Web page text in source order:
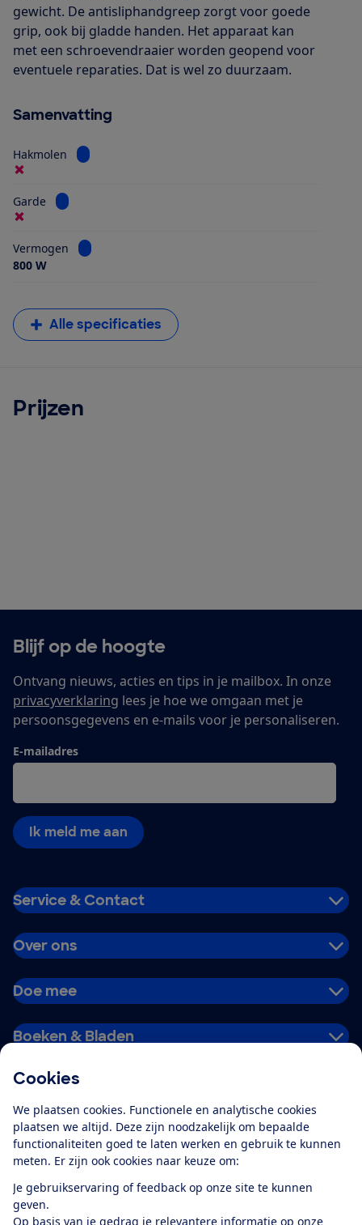
Cookies
We plaatsen cookies. Functionele en analytische cookies
plaatsen we altijd. Deze zijn noodzakelijk om bepaalde
functionaliteiten goed te laten werken en gebruik te kunnen
meten. Er zijn ook cookies naar keuze om:
Je gebruikservaring of feedback op onze site te kunnen
geven.
Op basis van je gedrag je relevantere informatie op onze
gewicht. De antisliphandgreep zorgt voor goede
grip, ook bij gladde handen. Het apparaat kan
met een schroevendraaier worden geopend voor
eventuele reparaties. Dat is wel zo duurzaam.
Samenvatting
Hakmolen Bekijk informatie voor Hakmolen
Garde Bekijk informatie voor Garde
Vermogen
Bekijk informatie voor Vermogen
800 W
Alle specificaties
Prijzen
Blijf op de hoogte
Ontvang nieuws, acties en tips in je mailbox. In onze
privacyverklaring lees je hoe we omgaan met je
persoonsgegevens en e-mails voor je personaliseren.
E-mailadres
Ik meld me aan
Service & Contact
Over ons
Doe mee
Boeken & Bladen
Alles over de
app